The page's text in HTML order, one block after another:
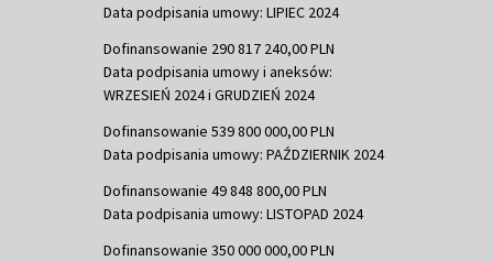
Data podpisania umowy: LIPIEC 2024
Dofinansowanie 290 817 240,00 PLN
Data podpisania umowy i aneksów:
WRZESIEŃ 2024 i GRUDZIEŃ 2024
Dofinansowanie 539 800 000,00 PLN
Data podpisania umowy: PAŹDZIERNIK 2024
Dofinansowanie 49 848 800,00 PLN
Data podpisania umowy: LISTOPAD 2024
Dofinansowanie 350 000 000,00 PLN